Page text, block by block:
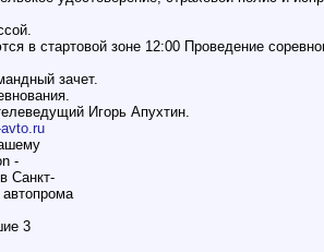
в стартовой зоне 12:00 Проведение
зачет.
Игорь Апухтин.
-
Санкт-
автопрома
3